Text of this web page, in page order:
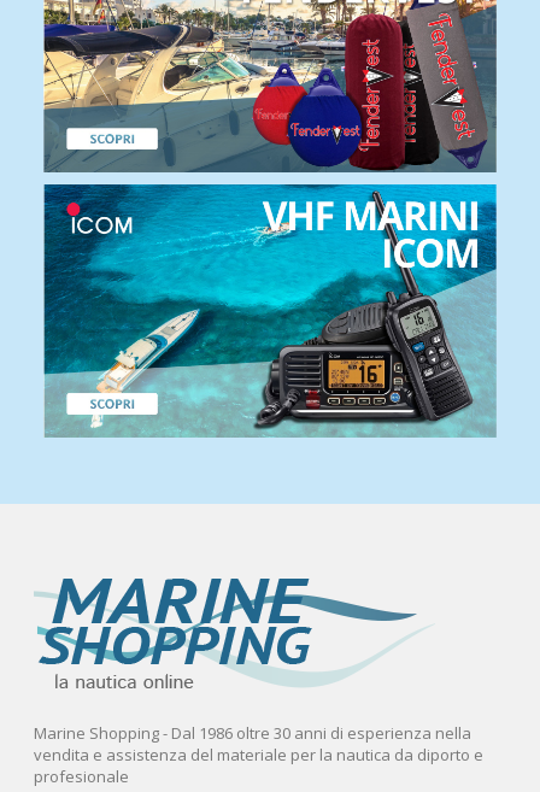
Marine Shopping - Dal 1986 oltre 30 anni di esperienza nella
vendita e assistenza del materiale per la nautica da diporto e
profesionale